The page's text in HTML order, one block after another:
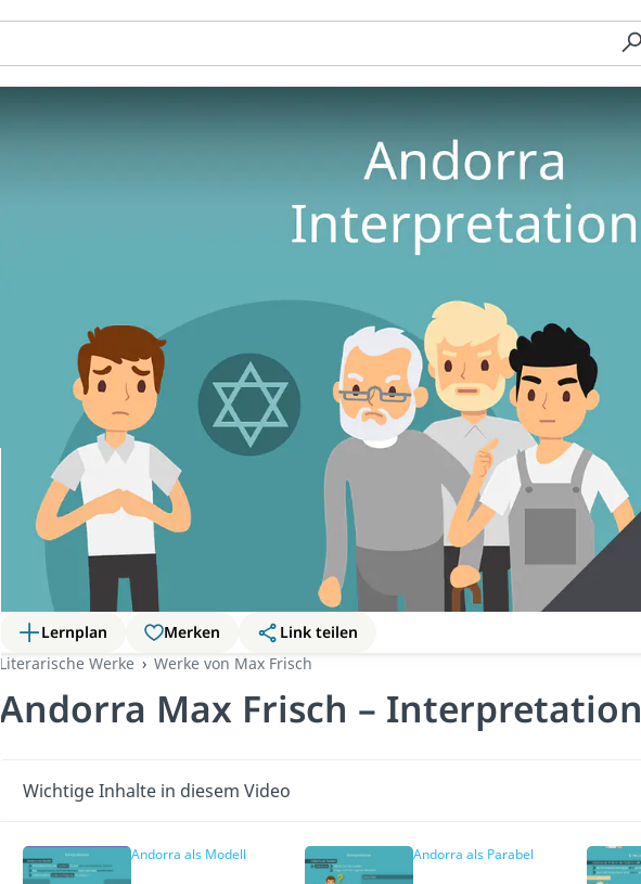
Lernplan Merken
Link teilen
Literarische Werke
Werke von Max Frisch
Andorra Max Frisch – Interpretation
Wichtige Inhalte in diesem Video
Andorra als Modell Andorra als Parabel